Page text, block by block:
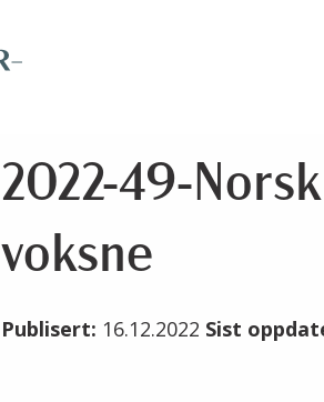
2022-49-
voksne
Publisert: 16.12.2022 Sist